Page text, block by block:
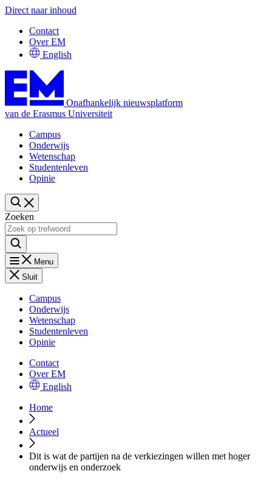
Direct naar inhoud
Contact
Over EM
English
Onafhankelijk nieuwsplatform
van de Erasmus Universiteit
Campus
Onderwijs
Wetenschap
Studentenleven
Opinie
Zoeken
Menu
Sluit
Campus
Onderwijs
Wetenschap
Studentenleven
Opinie
Contact
Over EM
English
Home
Actueel
Dit is wat de partijen na de verkiezingen willen met hoger
onderwijs en onderzoek